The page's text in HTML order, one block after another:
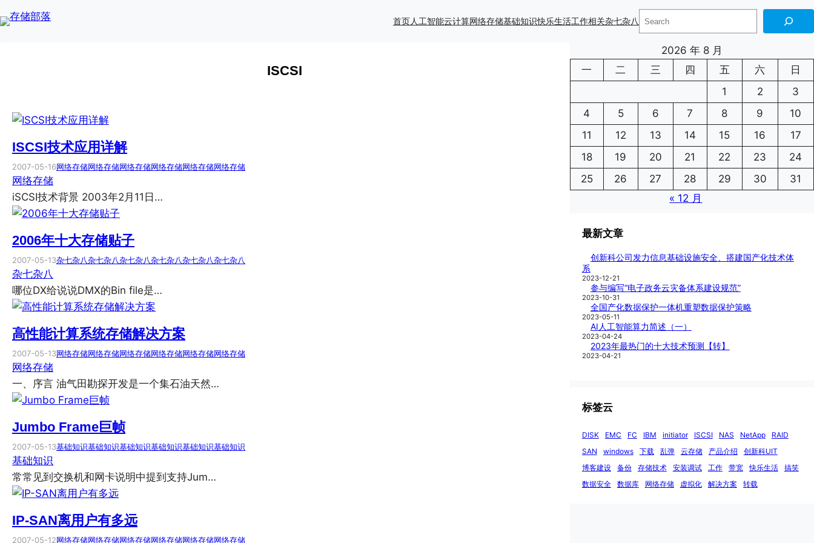
to
首页人工智能云计算网络存储基础知识快乐生活工作相关杂七杂八
搜
索
ISCSI
ISCSI技术应用详解
2007-05-16网络存储网络存储网络存储网络存储网络存储网络存储
网络存储
iSCSI技术背景 2003年2月11日…
2006年十大存储贴子
2007-05-13杂七杂八杂七杂八杂七杂八杂七杂八杂七杂八杂七杂八
杂七杂八
哪位DX给说说DMX的Bin file是…
高性能计算系统存储解决方案
2007-05-13网络存储网络存储网络存储网络存储网络存储网络存储
网络存储
一、序言 油气田勘探开发是一个集石油天然…
Jumbo Frame巨帧
2007-05-13基础知识基础知识基础知识基础知识基础知识基础知识
基础知识
常常见到交换机和网卡说明中提到支持Jum…
IP-SAN离用户有多远
2007-05-12网络存储网络存储网络存储网络存储网络存储网络存储
2026 年 8 月
一
二 三 四 五 六
日
1
2
3
4
5 6 7 8 9
10
11
12 13 14 15 16
17
18
19 20 21 22 23
24
25
26 27 28 29 30
31
« 12 月
最新文章
创新科公司发力信息基础设施安全、搭建国产化技术体
系
2023-12-21
参与编写“电子政务云灾备体系建设规范”
2023-10-31
全国产化数据保护一体机重塑数据保护策略
2023-05-11
AI人工智能算力简述（一）
2023-04-24
2023年最热门的十大技术预测【转】
2023-04-21
标签云
DISK EMC FC IBM initiator ISCSI NAS NetApp
RAID
SAN
windows 下载 乱弹 云存储 产品介绍
创新科UIT
博客建设
备份 存储技术 安装调试 工作 带宽 快乐生活
搞笑
数据安全
数据库 网络存储 虚拟化 解决方案 转载